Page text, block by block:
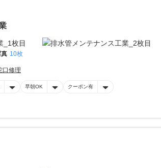
10枚
口修理
早朝OK クーポン有